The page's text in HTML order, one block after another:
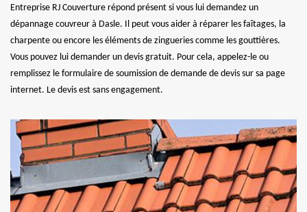
Entreprise RJ Couverture répond présent si vous lui demandez un
dépannage couvreur à Dasle. Il peut vous aider à réparer les faîtages, la
charpente ou encore les éléments de zingueries comme les gouttières.
Vous pouvez lui demander un devis gratuit. Pour cela, appelez-le ou
remplissez le formulaire de soumission de demande de devis sur sa page
internet. Le devis est sans engagement.